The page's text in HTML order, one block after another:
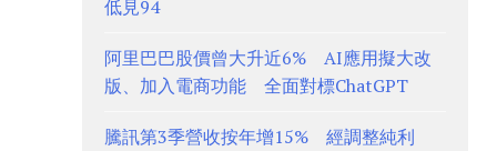
低見94
阿里巴巴股價曾大升近6% AI應用擬大改
版、加入電商功能 全面對標ChatGPT
騰訊第3季營收按年增15% 經調整純利